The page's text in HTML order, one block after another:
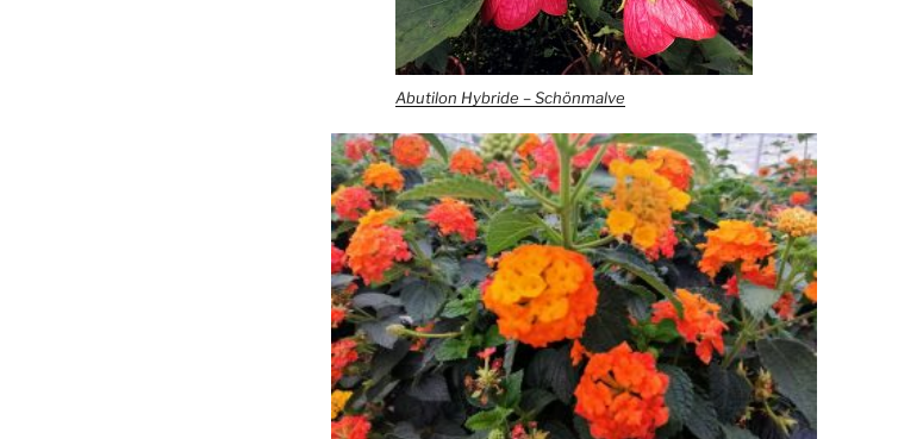
Abutilon Hybride – Schönmalve